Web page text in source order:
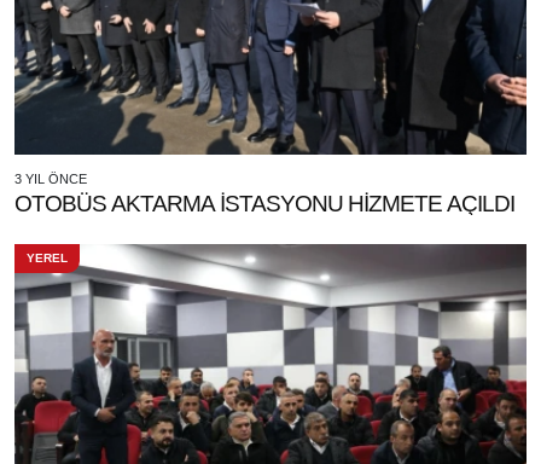
3 YIL ÖNCE
OTOBÜS AKTARMA İSTASYONU HİZMETE AÇILDI
YEREL